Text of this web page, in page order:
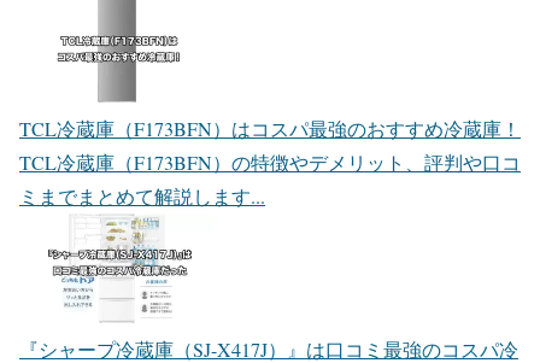
TCL冷蔵庫（F173BFN）はコスパ最強のおすすめ冷蔵庫！
TCL冷蔵庫（F173BFN）の特徴やデメリット、評判や口コ
ミまでまとめて解説します...
『シャープ冷蔵庫（SJ-X417J）』は口コミ最強のコスパ冷